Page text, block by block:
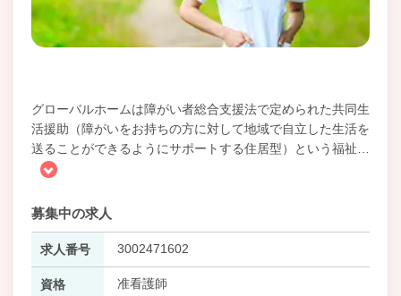
グローバルホームは障がい者総合支援法で定められた共同生
活援助（障がいをお持ちの方に対して地域で自立した生活を
送ることができるようにサポートする住居型）という福祉
募集中の求人
求人番号 3002471602
資格 准看護師